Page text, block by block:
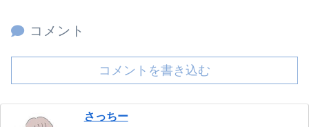
コメント
コメントを書き込む
さっちー